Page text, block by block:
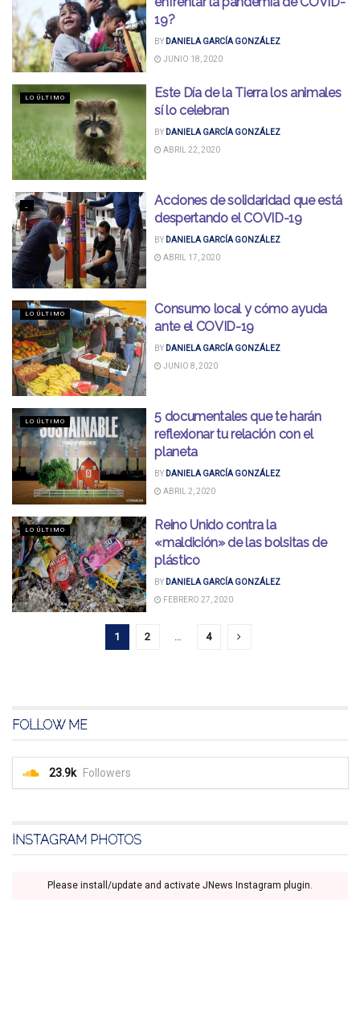
19?
BY DANIELA GARCÍA GONZÁLEZ
JUNIO 18, 2020
LO ÚLTIMO
Este Día de la Tierra los animales
sí lo celebran
BY DANIELA GARCÍA GONZÁLEZ
ABRIL 22, 2020
Acciones de solidaridad que está
despertando el COVID-19
BY DANIELA GARCÍA GONZÁLEZ
ABRIL 17, 2020
LO ÚLTIMO
Consumo local y cómo ayuda
ante el COVID-19
BY DANIELA GARCÍA GONZÁLEZ
JUNIO 8, 2020
LO ÚLTIMO
5 documentales que te harán
reflexionar tu relación con el
planeta
BY DANIELA GARCÍA GONZÁLEZ
ABRIL 2, 2020
LO ÚLTIMO
Reino Unido contra la
«maldición» de las bolsitas de
plástico
BY DANIELA GARCÍA GONZÁLEZ
FEBRERO 27, 2020
1 2 … 4
FOLLOW ME
23.9k Followers
INSTAGRAM PHOTOS
Please install/update and activate JNews Instagram plugin.